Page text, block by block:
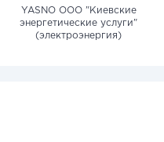
YASNO OOO "Киевские
энергетические услуги"
(электроэнергия)